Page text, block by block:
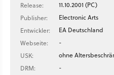
Release:
11.10.2001 (PC)
Publisher:
Electronic Arts
Entwickler:
EA Deutschland
Webseite:
-
USK:
ohne
DRM:
-